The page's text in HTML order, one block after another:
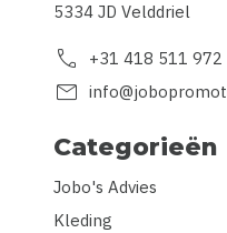
5334 JD Velddriel
call +31 418 511 972
mail
Categorieën
Jobo's Advies
Kleding